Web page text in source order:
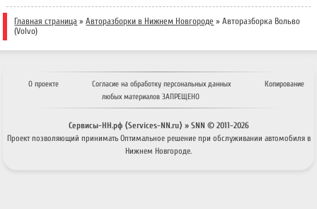
Главная страница »Авторазборки в Нижнем Новгороде »Авторазборка Вольво
(Volvo)
О проекте Согласие на обработку персональных данных
Копирование
любых материалов ЗАПРЕЩЕНО
Сервисы-НН.рф ⟨Services-NN.ru⟩ » SNN © 2011-2026
Проект позволяющий принимать Оптимальное решениепри обслуживании автомобиля в
Нижнем Новгороде.